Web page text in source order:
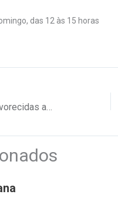
das 12 às 15 horas
PHC leva crianças menos favorecidas ao jardim zoológico